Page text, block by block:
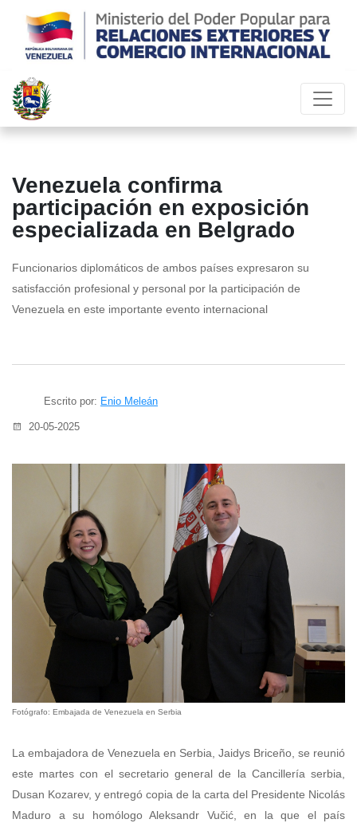
Venezuela confirma
participación en exposición
especializada en Belgrado
Funcionarios diplomáticos de ambos países expresaron su
satisfacción profesional y personal por la participación de
Venezuela en este importante evento internacional
Escrito por: Enio Meleán
20-05-2025
Fotógrafo: Embajada de Venezuela en Serbia
La embajadora de Venezuela en Serbia, Jaidys Briceño, se reunió
este martes con el secretario general de la Cancillería serbia,
Dusan Kozarev, y entregó copia de la carta del Presidente Nicolás
Maduro a su homólogo Aleksandr Vučić, en la que el país